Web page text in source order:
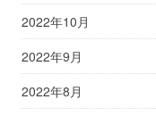
2022年10月
2022年9月
2022年8月